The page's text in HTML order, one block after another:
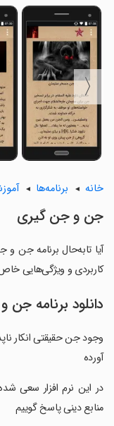
〈
خانه برنامه‌ها
جن و جن گیری
آیا تابه‌حال برنامه جن و
کاربردی و ویژگی‌هایی
دانلود برنامه
وجود جن حقیقتی انکار
آورده
‏در این نرم افزار سعی
منابع دینی پاسخ گوییم